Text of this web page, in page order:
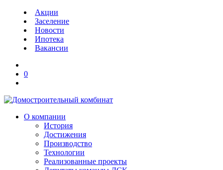
Акции
Заселение
Новости
Ипотека
Вакансии
0
О компании
История
Достижения
Производство
Технологии
Реализованные проекты